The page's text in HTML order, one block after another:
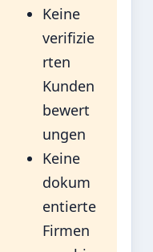
Keine
verifizie
rten
Kunden
bewert
ungen
Keine
dokum
entierte
Firmen